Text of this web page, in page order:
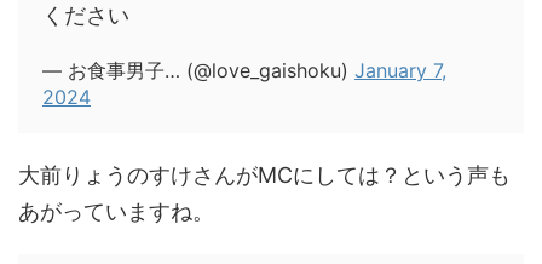
ください
— お食事男子… (@love_gaishoku) January 7,
2024
大前りょうのすけさんがMCにしては？という声も
あがっていますね。